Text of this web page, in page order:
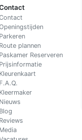
ontact
Parkeren
Route plannen
Paskamer Reserveren
Prijsinformatie
Kleurenkaart
F.A.Q.
Kleermaker
Nieuws
Blog
Reviews
Media